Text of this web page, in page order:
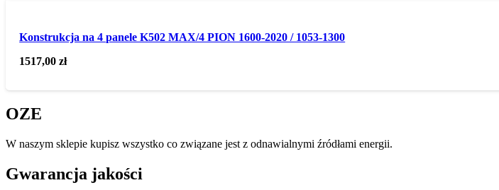
Konstrukcja na 4 panele K502 MAX/4 PION 1600-2020 / 1053-1300
1517,00zł
OZE
W naszym sklepie kupisz wszystko co związane jest z odnawialnymi źródłami energii.
Gwarancja jakości